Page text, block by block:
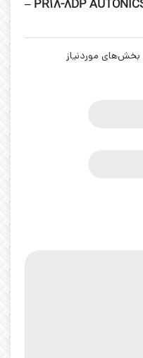
مجاورتی القایی آتونیکس مدل PR18-8DP AUTONICS –
بخش‌های موردنیاز